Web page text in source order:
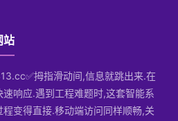
站
拇指滑动间,信息就跳出来.在
响应.遇到工程难题时,这套智能系
变得直接.移动端访问同样顺畅,关